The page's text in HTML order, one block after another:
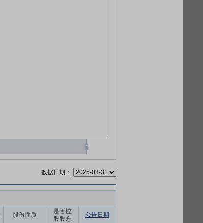
数据日期：
股份性质
是否控
股股东
公告日期